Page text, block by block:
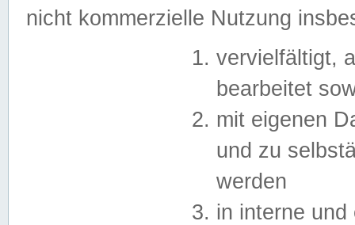
nicht kommerzielle Nutzung
vervielfältigt,
bearbeitet
mit eigenen
und zu
werden
in interne